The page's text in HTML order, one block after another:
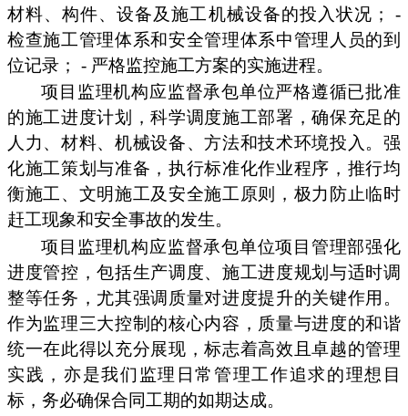
材料、构件、设备及施工机械设备的投入状况； -
检查施工管理体系和安全管理体系中管理人员的到
位记录； - 严格监控施工方案的实施进程。
项目监理机构应监督承包单位严格遵循已批准
的施工进度计划，科学调度施工部署，确保充足的
人力、材料、机械设备、方法和技术环境投入。强
化施工策划与准备，执行标准化作业程序，推行均
衡施工、文明施工及安全施工原则，极力防止临时
赶工现象和安全事故的发生。
项目监理机构应监督承包单位项目管理部强化
进度管控，包括生产调度、施工进度规划与适时调
整等任务，尤其强调质量对进度提升的关键作用。
作为监理三大控制的核心内容，质量与进度的和谐
统一在此得以充分展现，标志着高效且卓越的管理
实践，亦是我们监理日常管理工作追求的理想目
标，务必确保合同工期的如期达成。